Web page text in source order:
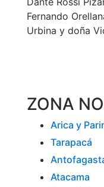
Fernando
Urbina y doña
ZONA
Arica y
Tarapacá
Atacama